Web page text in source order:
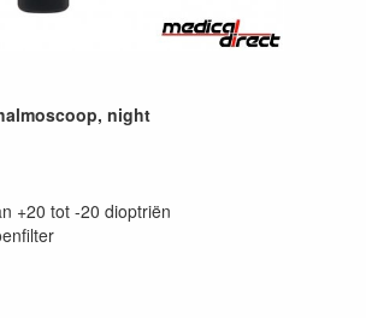
night
+20 tot -20 dioptriën